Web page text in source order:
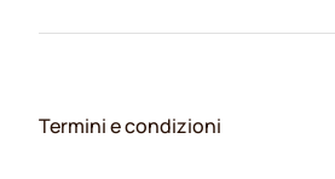
Termini e condizioni